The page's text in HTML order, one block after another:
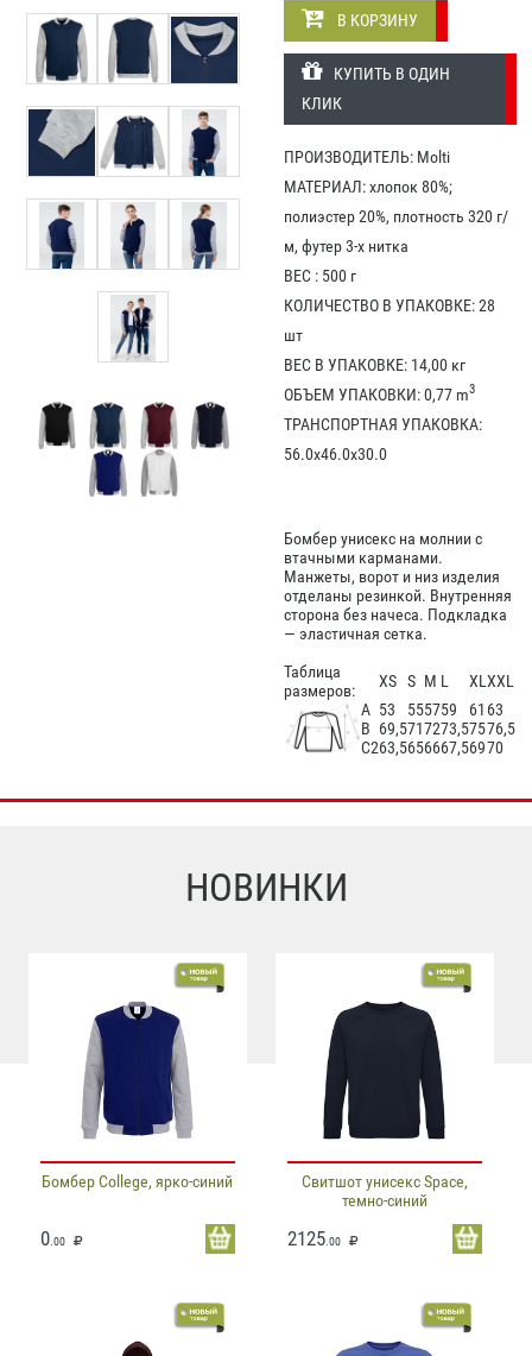
В КОРЗИНУ
КУПИТЬ В ОДИН
КЛИК
ПРОИЗВОДИТЕЛЬ: Molti
МАТЕРИАЛ: хлопок 80%;
полиэстер 20%, плотность 320 г/
м, футер 3-х нитка
ВЕС : 500 г
КОЛИЧЕСТВО В УПАКОВКЕ: 28
шт
ВЕС В УПАКОВКЕ: 14,00 кг
ОБЪЕМ УПАКОВКИ: 0,77 m3
ТРАНСПОРТНАЯ УПАКОВКА:
56.0x46.0x30.0
Бомбер унисекс на молнии с
втачными карманами.
Манжеты, ворот и низ изделия
отделаны резинкой. Внутренняя
сторона без начеса. Подкладка
— эластичная сетка.
Таблица
размеров:
XS S M L XL XXL
А 53 555759 61 63
В 69,5717273,57576,5
С263,5656667,56970
НОВИНКИ
Бомбер College, ярко-синий
0 .00
Свитшот унисекс Space,
темно-синий
2125.00